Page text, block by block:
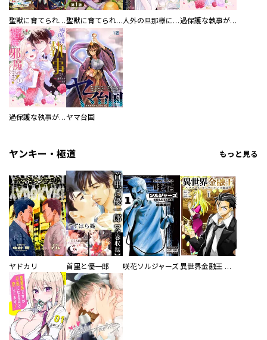
聖獣に育てられた少年の異世界ゆるり放浪記～神様からもらったチート魔法で、仲間たちとスローライフを満喫中～ 聖獣に育てられた少年の異世界ゆるり放浪記～神様からもらったチート魔法で、仲間たちとスローライフを満喫中～【分冊版】 人外の旦那様に娶られ毎晩ナカまで愛される…。アンソロジー 過保護な執事が私の婚活を邪魔してきます！ 分冊版
過保護な執事が私の婚活を邪魔してきます！ ヤマ台国
ヤンキー・極道 もっと見る
ヤドカリ 首里と優一郎 咲花ソルジャーズ 異世界金融王 ～クローネ・ゴルディオンの覇道～